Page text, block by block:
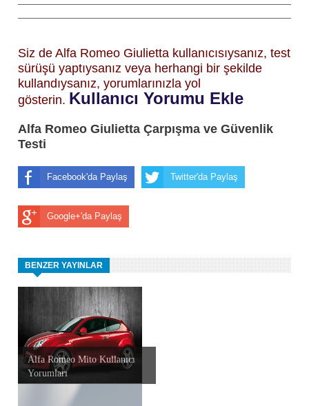
Siz de Alfa Romeo Giulietta kullanıcısıysanız, test
sürüşü yaptıysanız veya herhangi bir şekilde
kullandıysanız, yorumlarınızla yol
gösterin. Kullanıcı Yorumu Ekle
Alfa Romeo Giulietta Çarpışma ve Güvenlik
Testi
Facebook'da Paylaş Twitter'da Paylaş
Google+'da Paylaş
BENZER YAYINLAR
Alfa Romeo Mito Kullanıcı
Yorumları